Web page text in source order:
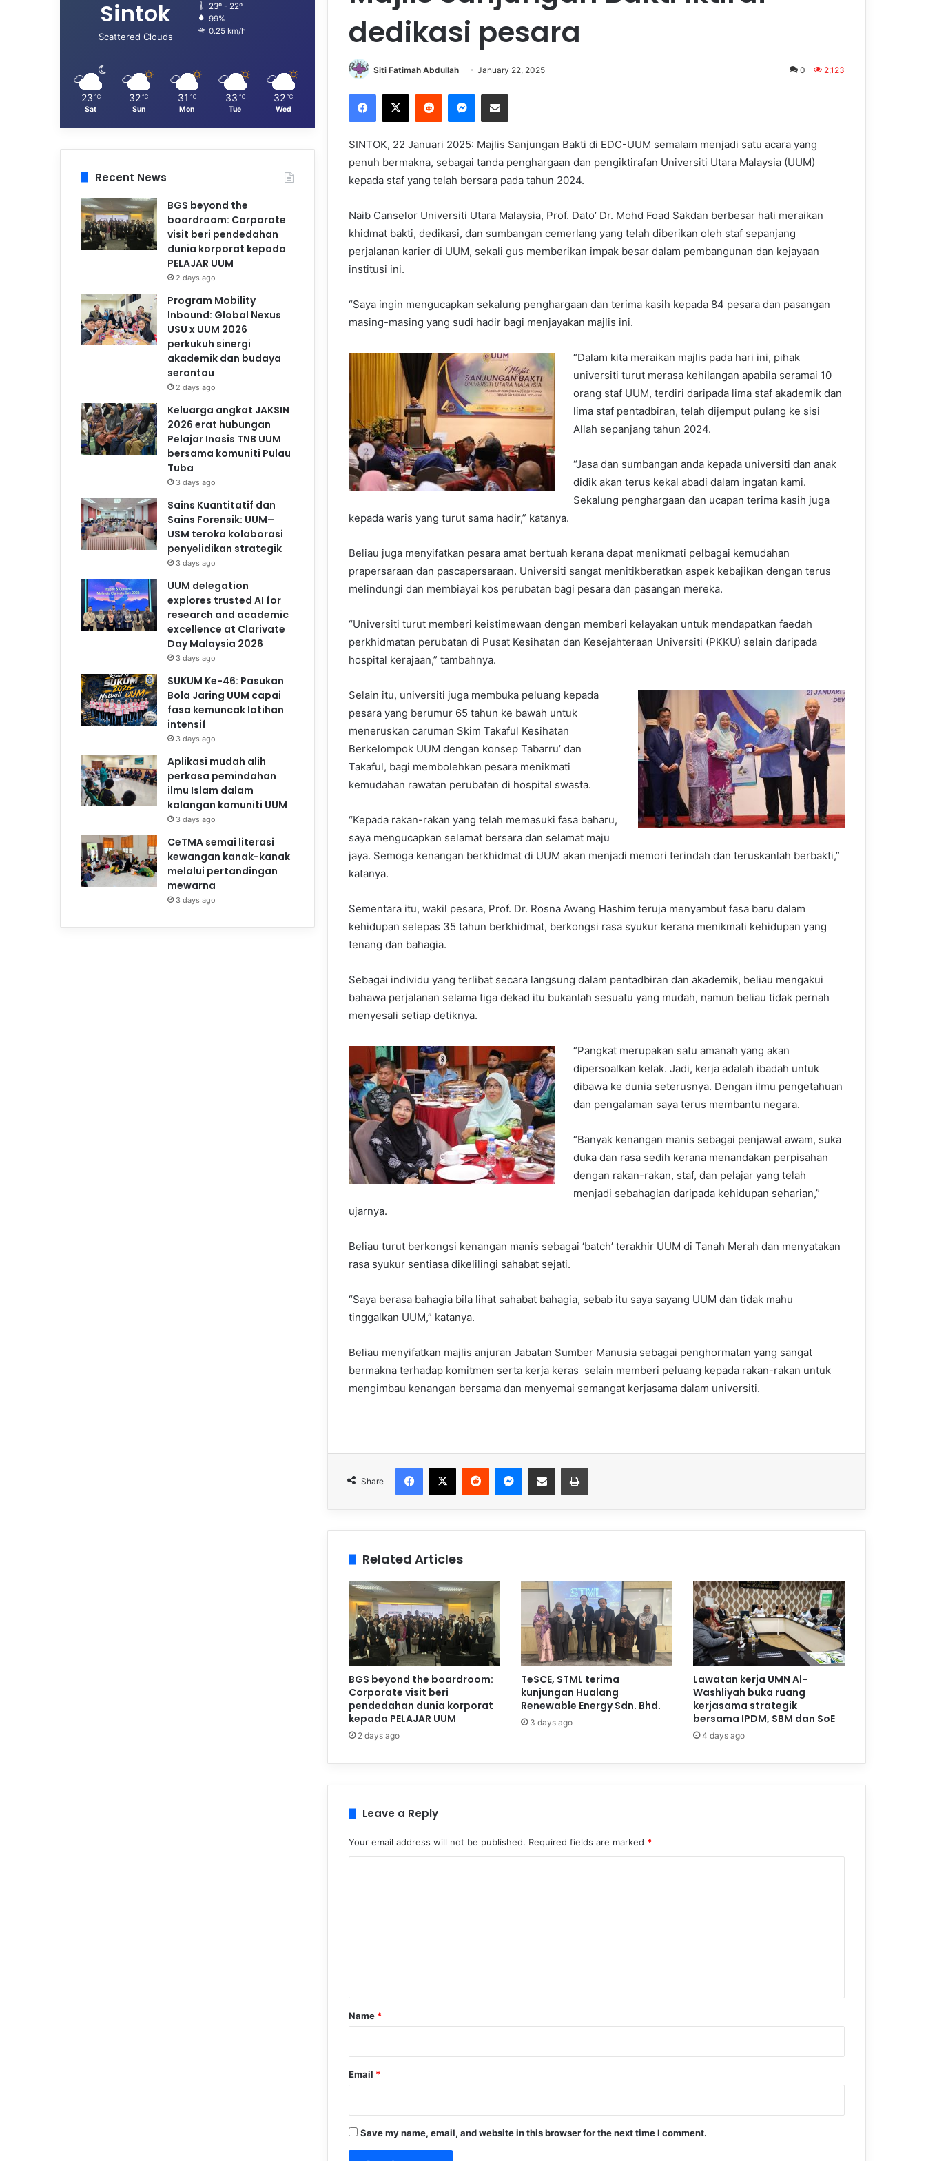
dedikasi pesara
Siti Fatimah Abdullah January 22, 2025 0 2,123
SINTOK, 22 Januari 2025: Majlis Sanjungan Bakti di EDC-UUM semalam menjadi satu acara yang
penuh bermakna, sebagai tanda penghargaan dan pengiktirafan Universiti Utara Malaysia (UUM)
kepada staf yang telah bersara pada tahun 2024.
Naib Canselor Universiti Utara Malaysia, Prof. Dato’ Dr. Mohd Foad Sakdan berbesar hati meraikan
khidmat bakti, dedikasi, dan sumbangan cemerlang yang telah diberikan oleh staf sepanjang
perjalanan karier di UUM, sekali gus memberikan impak besar dalam pembangunan dan kejayaan
institusi ini.
“Saya ingin mengucapkan sekalung penghargaan dan terima kasih kepada 84 pesara dan pasangan
masing-masing yang sudi hadir bagi menjayakan majlis ini.
“Dalam kita meraikan majlis pada hari ini, pihak
universiti turut merasa kehilangan apabila seramai 10
orang staf UUM, terdiri daripada lima staf akademik dan
lima staf pentadbiran, telah dijemput pulang ke sisi
Allah sepanjang tahun 2024.
“Jasa dan sumbangan anda kepada universiti dan anak
didik akan terus kekal abadi dalam ingatan kami.
Sekalung penghargaan dan ucapan terima kasih juga
kepada waris yang turut sama hadir,” katanya.
Beliau juga menyifatkan pesara amat bertuah kerana dapat menikmati pelbagai kemudahan
prapersaraan dan pascapersaraan. Universiti sangat menitikberatkan aspek kebajikan dengan terus
melindungi dan membiayai kos perubatan bagi pesara dan pasangan mereka.
“Universiti turut memberi keistimewaan dengan memberi kelayakan untuk mendapatkan faedah
perkhidmatan perubatan di Pusat Kesihatan dan Kesejahteraan Universiti (PKKU) selain daripada
hospital kerajaan,” tambahnya.
Selain itu, universiti juga membuka peluang kepada
pesara yang berumur 65 tahun ke bawah untuk
meneruskan caruman Skim Takaful Kesihatan
Berkelompok UUM dengan konsep Tabarru’ dan
Takaful, bagi membolehkan pesara menikmati
kemudahan rawatan perubatan di hospital swasta.
“Kepada rakan-rakan yang telah memasuki fasa baharu,
saya mengucapkan selamat bersara dan selamat maju
jaya. Semoga kenangan berkhidmat di UUM akan menjadi memori terindah dan teruskanlah berbakti,”
katanya.
Sementara itu, wakil pesara, Prof. Dr. Rosna Awang Hashim teruja menyambut fasa baru dalam
kehidupan selepas 35 tahun berkhidmat, berkongsi rasa syukur kerana menikmati kehidupan yang
tenang dan bahagia.
Sebagai individu yang terlibat secara langsung dalam pentadbiran dan akademik, beliau mengakui
bahawa perjalanan selama tiga dekad itu bukanlah sesuatu yang mudah, namun beliau tidak pernah
menyesali setiap detiknya.
“Pangkat merupakan satu amanah yang akan
dipersoalkan kelak. Jadi, kerja adalah ibadah untuk
dibawa ke dunia seterusnya. Dengan ilmu pengetahuan
dan pengalaman saya terus membantu negara.
“Banyak kenangan manis sebagai penjawat awam, suka
duka dan rasa sedih kerana menandakan perpisahan
dengan rakan-rakan, staf, dan pelajar yang telah
menjadi sebahagian daripada kehidupan seharian,”
ujarnya.
Beliau turut berkongsi kenangan manis sebagai ‘batch’ terakhir UUM di Tanah Merah dan menyatakan
rasa syukur sentiasa dikelilingi sahabat sejati.
“Saya berasa bahagia bila lihat sahabat bahagia, sebab itu saya sayang UUM dan tidak mahu
tinggalkan UUM,” katanya.
Beliau menyifatkan majlis anjuran Jabatan Sumber Manusia sebagai penghormatan yang sangat
bermakna terhadap komitmen serta kerja keras selain memberi peluang kepada rakan-rakan untuk
mengimbau kenangan bersama dan menyemai semangat kerjasama dalam universiti.
Share
Related Articles
BGS beyond the boardroom:
Corporate visit beri
pendedahan dunia korporat
kepada PELAJAR UUM
2 days ago
TeSCE, STML terima
kunjungan Hualang
Renewable Energy Sdn. Bhd.
3 days ago
Lawatan kerja UMN Al-
Washliyah buka ruang
kerjasama strategik
bersama IPDM, SBM dan SoE
4 days ago
Leave a Reply
Your email address will not be published. Required fields are marked *
*
Name *
Email *
Save my name, email, and website in this browser for the next time I comment.
Sintok
Scattered Clouds
23º - 22º
99%
0.25 km/h
23 ℃
Sat
32 ℃
Sun
31 ℃
Mon
33 ℃
Tue
32 ℃
Wed
Recent News
BGS beyond the
boardroom: Corporate
visit beri pendedahan
dunia korporat kepada
PELAJAR UUM
2 days ago
Program Mobility
Inbound: Global Nexus
USU x UUM 2026
perkukuh sinergi
akademik dan budaya
serantau
2 days ago
Keluarga angkat JAKSIN
2026 erat hubungan
Pelajar Inasis TNB UUM
bersama komuniti Pulau
Tuba
3 days ago
Sains Kuantitatif dan
Sains Forensik: UUM–
USM teroka kolaborasi
penyelidikan strategik
3 days ago
UUM delegation
explores trusted AI for
research and academic
excellence at Clarivate
Day Malaysia 2026
3 days ago
SUKUM Ke-46: Pasukan
Bola Jaring UUM capai
fasa kemuncak latihan
intensif
3 days ago
Aplikasi mudah alih
perkasa pemindahan
ilmu Islam dalam
kalangan komuniti UUM
3 days ago
CeTMA semai literasi
kewangan kanak-kanak
melalui pertandingan
mewarna
3 days ago